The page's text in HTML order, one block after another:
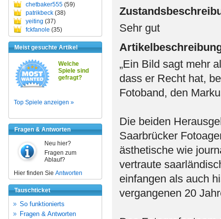
chetbaker555 (59)
patrikbeck (38)
yeiting (37)
fckfanole (35)
Meist gesuchte Artikel
Welche
Spiele sind
gefragt?
Top Spiele anzeigen »
Fragen & Antworten
Neu hier?
Fragen zum
Ablauf?
Hier finden Sie Antworten
Tauschticket
So funktionierts
Fragen & Antworten
Sehr gut
„Ein Bild sagt mehr
dass er Recht hat,
Fotoband, den
Die beiden
Saarbrücker
ästhetische wie
vertraute
einfangen als auch
vergangenen 20